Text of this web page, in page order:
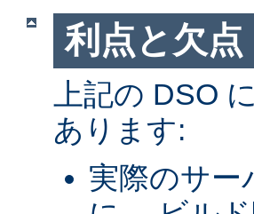
利点と欠点
上記の DSO
あります:
実際のサー